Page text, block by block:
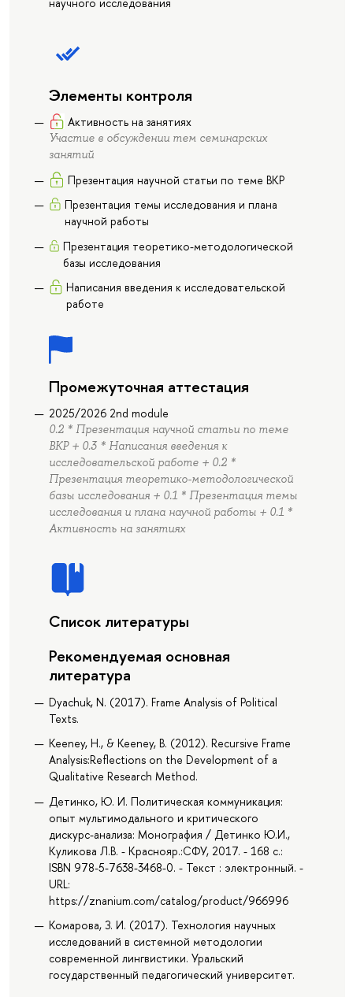
Элементы контроля
Активность на занятиях
Участие в обсуждении тем семинарских
занятий
Презентация научной статьи по теме ВКР
Презентация темы исследования и плана
научной работы
Презентация теоретико-методологической
базы исследования
Написания введения к исследовательской
работе
Промежуточная аттестация
2025/2026 2nd module
0.2 * Презентация научной статьи по теме
ВКР + 0.3 * Написания введения к
исследовательской работе + 0.2 *
Презентация теоретико-методологической
базы исследования + 0.1 * Презентация темы
исследования и плана научной работы + 0.1 *
Активность на занятиях
Список литературы
Рекомендуемая основная
литература
Dyachuk, N. (2017). Frame Analysis of Political
Texts.
Keeney, H., & Keeney, B. (2012). Recursive Frame
Analysis:Reflections on the Development of a
Qualitative Research Method.
Детинко, Ю. И. Политическая коммуникация:
опыт мультимодального и критического
дискурс-анализа: Монография / Детинко Ю.И.,
Куликова Л.В. - Краснояр.:СФУ, 2017. - 168 с.:
ISBN 978-5-7638-3468-0. - Текст : электронный. -
URL:
https://znanium.com/catalog/product/966996
Комарова, З. И. (2017). Технология научных
исследований в системной методологии
современной лингвистики. Уральский
государственный педагогический университет.